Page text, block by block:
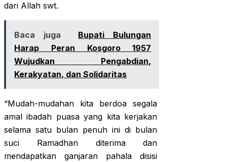
dari Allah swt.
Baca juga
Bupati Bulungan
Harap Peran Kosgoro 1957
Wujudkan Pengabdian,
Kerakyatan, dan Solidaritas
“Mudah-mudahan kita berdoa segala
amal ibadah puasa yang kita kerjakan
selama satu bulan penuh ini di bulan
suci Ramadhan diterima dan
mendapatkan ganjaran pahala disisi